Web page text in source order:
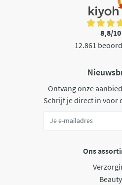
8,8/10
12.861
Ontvang onze
Schrijf je direct in voor
Ons
Beauty